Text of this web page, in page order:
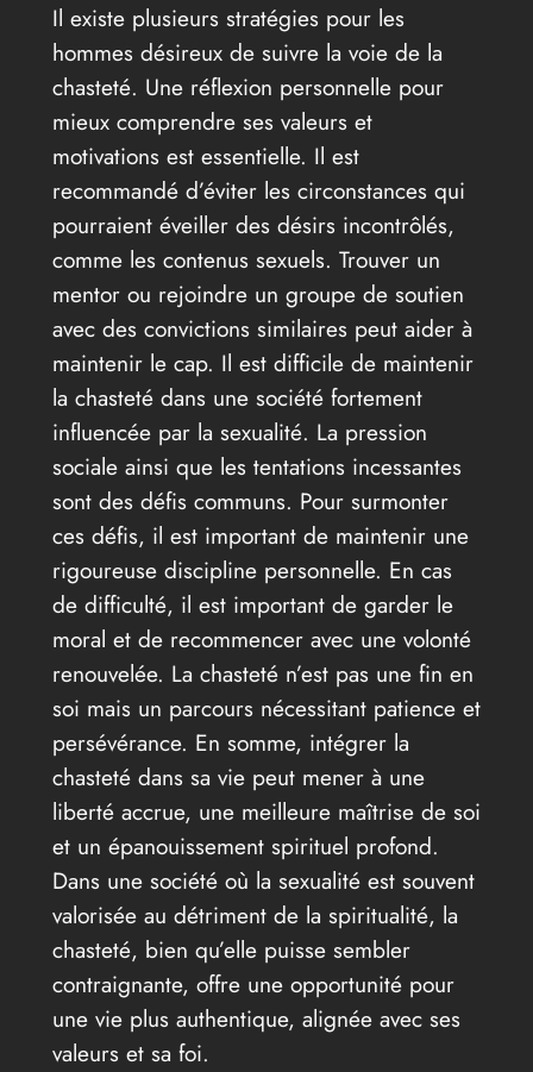
Il existe plusieurs stratégies pour les
hommes désireux de suivre la voie de la
chasteté. Une réflexion personnelle pour
mieux comprendre ses valeurs et
motivations est essentielle. Il est
recommandé d’éviter les circonstances qui
pourraient éveiller des désirs incontrôlés,
comme les contenus sexuels. Trouver un
mentor ou rejoindre un groupe de soutien
avec des convictions similaires peut aider à
maintenir le cap. Il est difficile de maintenir
la chasteté dans une société fortement
influencée par la sexualité. La pression
sociale ainsi que les tentations incessantes
sont des défis communs. Pour surmonter
ces défis, il est important de maintenir une
rigoureuse discipline personnelle. En cas
de difficulté, il est important de garder le
moral et de recommencer avec une volonté
renouvelée. La chasteté n’est pas une fin en
soi mais un parcours nécessitant patience et
persévérance. En somme, intégrer la
chasteté dans sa vie peut mener à une
liberté accrue, une meilleure maîtrise de soi
et un épanouissement spirituel profond.
Dans une société où la sexualité est souvent
valorisée au détriment de la spiritualité, la
chasteté, bien qu’elle puisse sembler
contraignante, offre une opportunité pour
une vie plus authentique, alignée avec ses
valeurs et sa foi.